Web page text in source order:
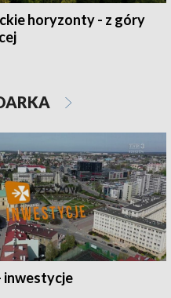
horyzonty - z góry
inwestycje